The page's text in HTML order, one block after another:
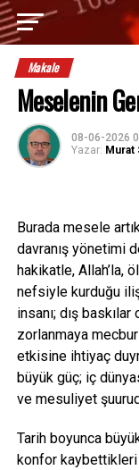
Makale
Meselenin
08-06-2026
Yazar: Murat
Burada mesele
davranış yönetimi
hakikatle, Allah’la,
nefsiyle kurduğu
insanı; dış
zorlanmaya
etkisine ihtiyaç
büyük güç; iç
ve mesuliyet
Tarih boyunca
konfor kaybettikleri